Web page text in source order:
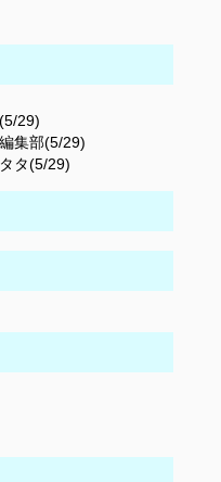
29)
集部(5/29)
タ(5/29)